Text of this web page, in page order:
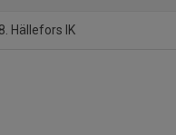
8. Hällefors IK